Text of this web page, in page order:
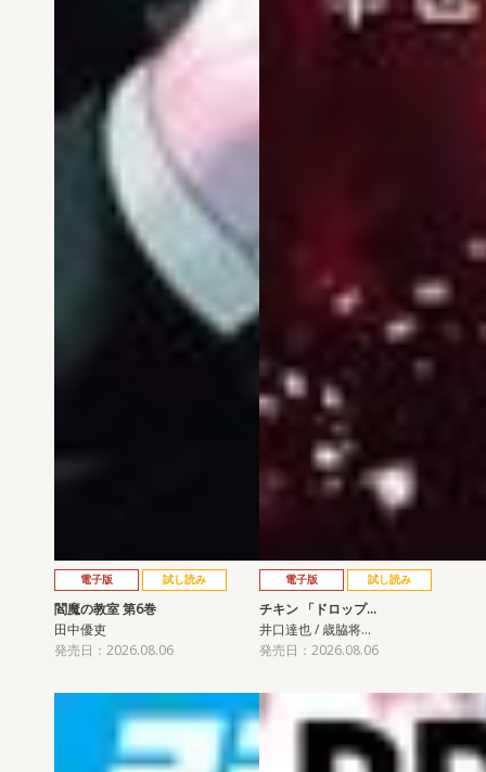
電子版 試し読み
閻魔の教室 第6巻
田中優吏
発売日：2026.08.06
電子版 試し読み
チキン 「ドロップ…
井口達也 / 歳脇将…
発売日：2026.08.06